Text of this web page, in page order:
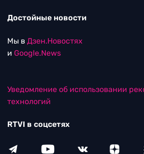
Достойные новости
Мы в Дзен.Новостях
и Google.News
Уведомление об использовании
технологий
RTVI в соцсетях